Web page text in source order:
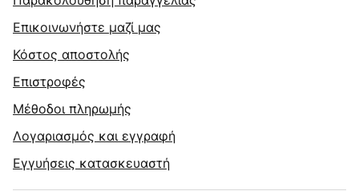
Επικοινωνήστε μαζί μας
Κόστος αποστολής
Επιστροφές
Μέθοδοι πληρωμής
Λογαριασμός και εγγραφή
Εγγυήσεις κατασκευαστή